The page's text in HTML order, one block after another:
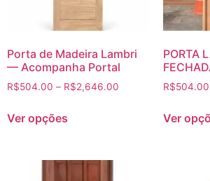
Porta de Madeira Lambri
— Acompanha Portal
R$504.00 – R$2,646.00
Ver opções
PORTA
R$504.00
Ver